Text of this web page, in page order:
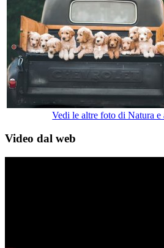
Vedi le altre foto di Natura e
Video dal web